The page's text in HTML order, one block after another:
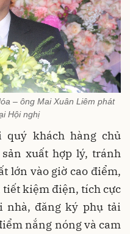
– ông Mai Xuân Liêm phát
Hội nghị
quý khách hàng chủ
xuất hợp lý, tránh
lớn vào giờ cao điểm,
kiệm điện, tích cực
nhà, đăng ký phụ tải
nắng nóng và cam